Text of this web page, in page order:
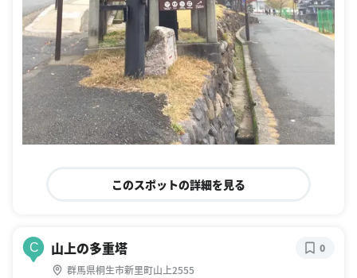
このスポットの詳細を見る
C 山上の多重塔
群馬県桐生市新里町山上2555
0